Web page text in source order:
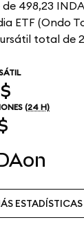
498,23
ETF (Ondo
total de
(24 H)
ESTADÍSTICAS